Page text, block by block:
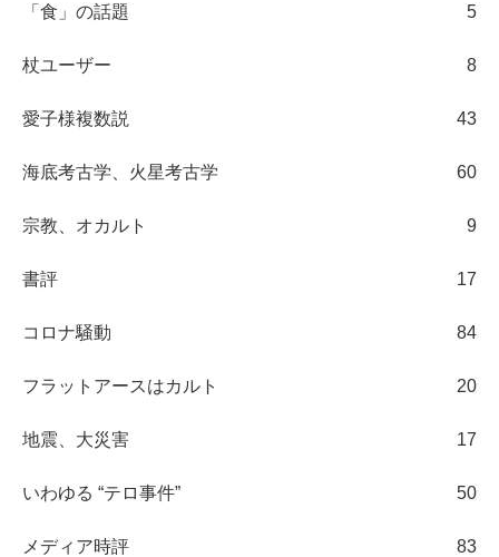
「食」の話題 5
杖ユーザー 8
愛子様複数説 43
海底考古学、火星考古学 60
宗教、オカルト 9
書評 17
コロナ騒動 84
フラットアースはカルト 20
地震、大災害 17
いわゆる “テロ事件” 50
メディア時評 83